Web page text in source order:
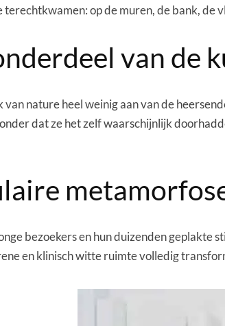
op de muren, de bank, de
van de
nature heel weinig aan van de
dat ze het zelf waarschijnlijk
bezoekers en hun duizenden geplakte
en klinisch witte ruimte volledig